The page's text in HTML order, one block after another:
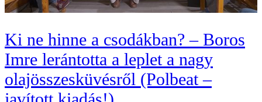
Ki ne hinne a csodákban? – Boros
Imre lerántotta a leplet a nagy
olajösszesküvésről (Polbeat –